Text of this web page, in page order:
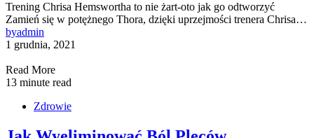
Trening Chrisa Hemswortha to nie żart-oto jak go odtworzyć
Zamień się w potężnego Thora, dzięki uprzejmości trenera Chrisa…
byadmin
1 grudnia, 2021
Read More
13 minute read
Zdrowie